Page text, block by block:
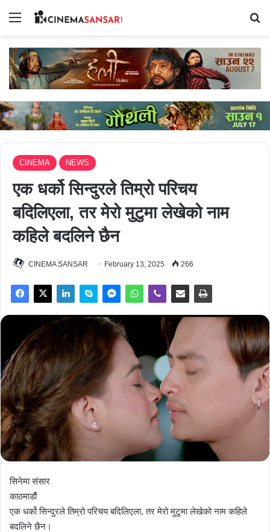
Menu
CINEMA NEWS
एक धर्को सिन्दुरले तिम्रो परिचय
बदिलिएला, तर मेरो मुटुमा लेखेको नाम
कहिले बदलिने छैन
CINEMA SANSAR February 13, 2025 266
सिनेमा संसार
काठमाडौं
एक धर्को सिन्दुरले तिम्रो परिचय बदिलिएला, तर मेरो मुटुमा लेखेको नाम कहिले
बदलिने छैन।